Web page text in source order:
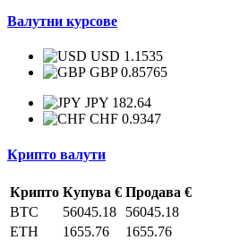
Валутни курсове
USD 1.1535
GBP 0.85765
JPY 182.64
CHF 0.9347
Крипто валути
Крипто Купува € Продава €
BTC
56045.18
56045.18
ETH
1655.76
1655.76